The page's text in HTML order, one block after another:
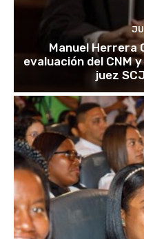
Manuel Herrera
evaluación del CNM
juez